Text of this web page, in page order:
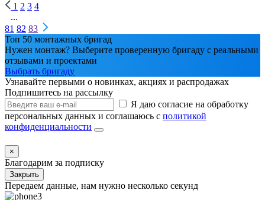
1 2 3 4
...
81 82 83
Топ 50 монтажных бригад
Нужен монтаж? Выберите проверенную бригаду с реальными
отзывами и проектами
Выбрать бригаду
Узнавайте первыми о новинках, акциях и распродажах
Подпишитесь на рассылку
Я даю согласие на обработку
персональных данных и соглашаюсь с политикой
конфиденциальности
×
Благодарим за подписку
Закрыть
Передаем данные, нам нужно несколько секунд